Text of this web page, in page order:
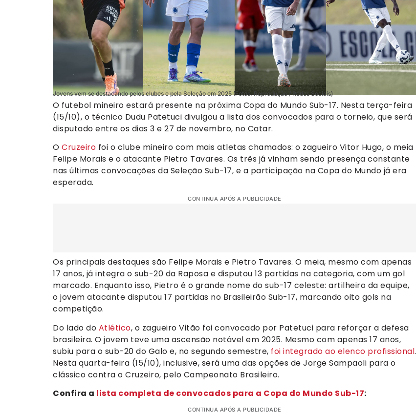
Jovens vem se destacando pelos clubes e pela Seleção em 2025 (Fotos: Reprodução / Redes Sociais)
O futebol mineiro estará presente na próxima Copa do Mundo Sub-17. Nesta terça-feira
(15/10), o técnico Dudu Patetuci divulgou a lista dos convocados para o torneio, que será
disputado entre os dias 3 e 27 de novembro, no Catar.
O Cruzeiro foi o clube mineiro com mais atletas chamados: o zagueiro Vitor Hugo, o meia
Felipe Morais e o atacante Pietro Tavares. Os três já vinham sendo presença constante
nas últimas convocações da Seleção Sub-17, e a participação na Copa do Mundo já era
esperada.
CONTINUA APÓS A PUBLICIDADE
Os principais destaques são Felipe Morais e Pietro Tavares. O meia, mesmo com apenas
17 anos, já integra o sub-20 da Raposa e disputou 13 partidas na categoria, com um gol
marcado. Enquanto isso, Pietro é o grande nome do sub-17 celeste: artilheiro da equipe,
o jovem atacante disputou 17 partidas no Brasileirão Sub-17, marcando oito gols na
competição.
Do lado do Atlético, o zagueiro Vitão foi convocado por Patetuci para reforçar a defesa
brasileira. O jovem teve uma ascensão notável em 2025. Mesmo com apenas 17 anos,
subiu para o sub-20 do Galo e, no segundo semestre, foi integrado ao elenco profissional.
Nesta quarta-feira (15/10), inclusive, será uma das opções de Jorge Sampaoli para o
clássico contra o Cruzeiro, pelo Campeonato Brasileiro.
Confira a lista completa de convocados para a Copa do Mundo Sub-17:
CONTINUA APÓS A PUBLICIDADE